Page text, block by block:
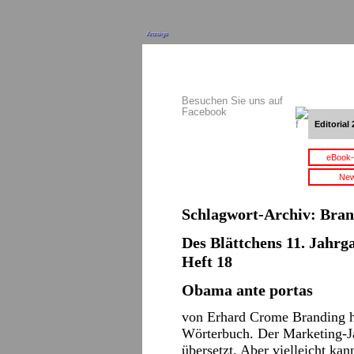
Anzeige
Besuchen Sie uns auf
Facebook
Editorial
Schlagwort-Archiv:
Des Blättchens 11.
Heft 18
Obama ante portas
von Erhard Crome Branding
Wörterbuch. Der Marketing-
übersetzt. Aber vielleicht